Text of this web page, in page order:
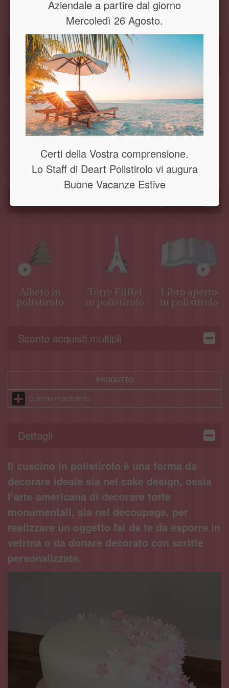
I clienti che hanno acquistato questo
prodotto hanno comprato anche:
Torre Eiiffel
in polistirolo
Sfera apribile
in polistirolo
Aereo in
polistirolo
Albero in
polistirolo
Torre Eiiffel
in polistirolo
Libro aperto
in polistirolo
Sconto acquisti multipli
PRODOTTO
Cuscino in polistirolo
Dettagli
Il cuscino in polistirolo è una forma da
decorare ideale sia nel cake design, ossia
l’arte americana di decorare torte
monumentali, sia nel decoupage, per
realizzare un oggetto fai da te da esporre in
vetrina o da donare decorato con scritte
personalizzate.
Aziendale a partire dal giorno
Mercoledì 26 Agosto.
Certi della Vostra comprensione.
Lo Staff di Deart Polistirolo vi augura
Buone Vacanze Estive